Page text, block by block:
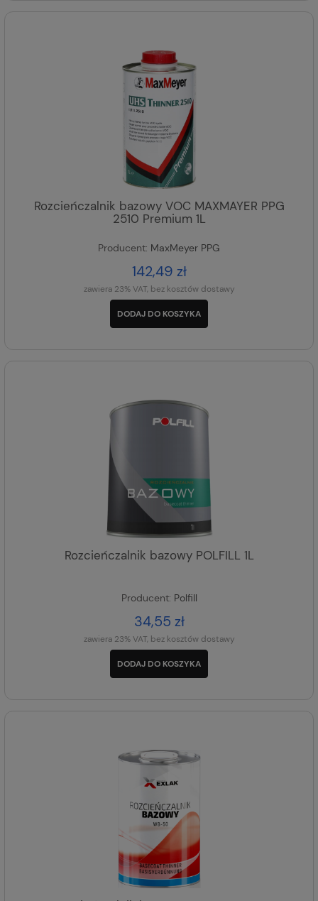
Rozcieńczalnik bazowy VOC MAXMAYER PPG
2510 Premium 1L
Producent: MaxMeyer PPG
142,49 zł
zawiera 23% VAT, bez kosztów dostawy
DODAJ DO KOSZYKA
Rozcieńczalnik bazowy POLFILL 1L
Producent: Polfill
34,55 zł
zawiera 23% VAT, bez kosztów dostawy
DODAJ DO KOSZYKA